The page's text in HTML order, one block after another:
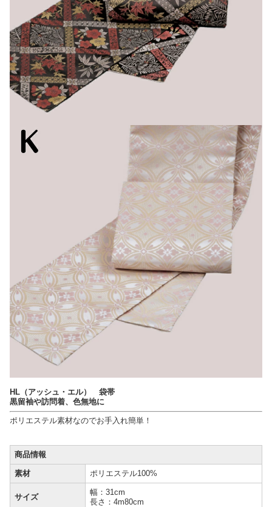
HL（アッシュ・エル） 袋帯
黒留袖や訪問着、色無地に
ポリエステル素材なのでお手入れ簡単！
商品情報
素材 ポリエステル100%
サイズ
幅：31cm
長さ：4m80cm